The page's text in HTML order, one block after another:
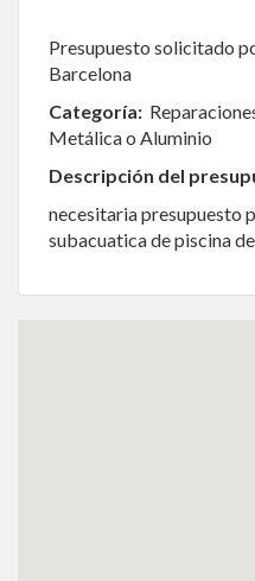
Presupuesto solicitado
Barcelona
Categoría:
Metálica o Aluminio
Descripción del
necesitaria presupuesto
subacuatica de piscina